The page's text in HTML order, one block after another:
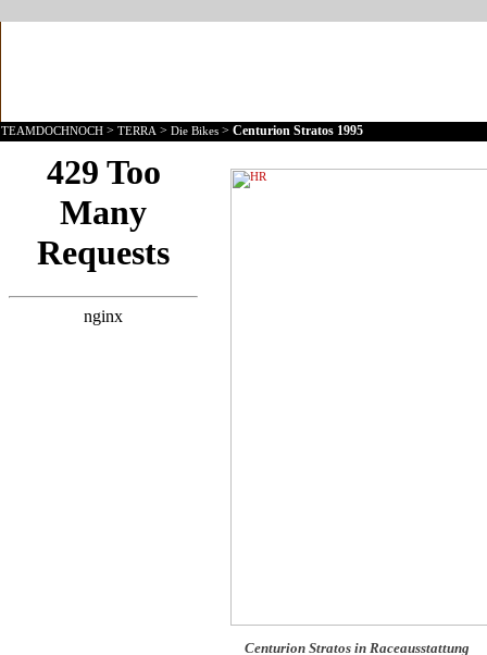
TEAMDOCHNOCH > TERRA > Die Bikes > Centurion Stratos 1995
Centurion Stratos in Raceausstattung